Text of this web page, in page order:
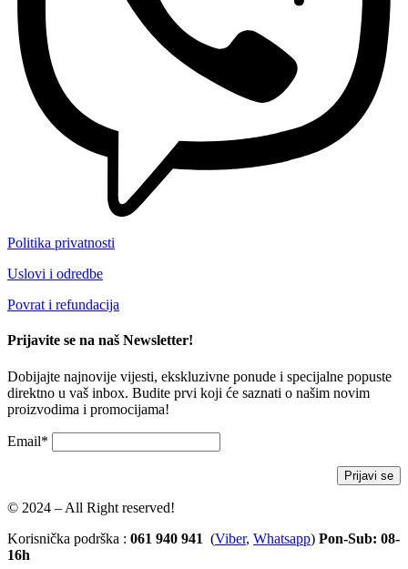
Politika privatnosti
Uslovi i odredbe
Povrat i refundacija
Prijavite se na naš Newsletter!
Dobijajte najnovije vijesti, ekskluzivne ponude i specijalne popuste
direktno u vaš inbox. Budite prvi koji će saznati o našim novim
proizvodima i promocijama!
Email*
© 2024 – All Right reserved!
Korisnička podrška : 061 940 941 (Viber, Whatsapp) Pon-Sub: 08-
16h